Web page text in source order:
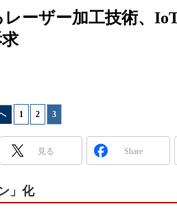
ジャパンモビリティショー
TECHNO-FRONTIER
日本ものづくりワールド
産業オープンネット展
組み込み画像技術
3Dプリンタ
デジタルツインとCAE
ーザー加工技術、
1 2 3
見る Share
」化